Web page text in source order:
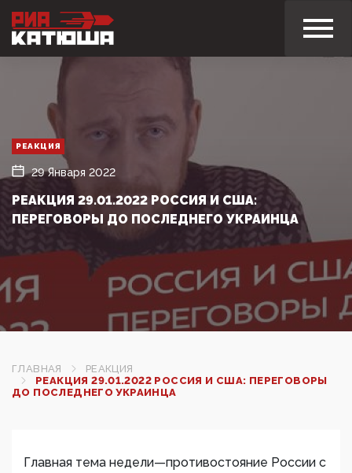
РЕАКЦИЯ
29 Января 2022
РЕАКЦИЯ 29.01.2022 РОССИЯ И США:
ПЕРЕГОВОРЫ ДО ПОСЛЕДНЕГО УКРАИНЦА
ГЛАВНАЯ
РЕАКЦИЯ
РЕАКЦИЯ 29.01.2022 РОССИЯ И США: ПЕРЕГОВОРЫ
ДО ПОСЛЕДНЕГО УКРАИНЦА
Главная тема недели—противостояние России с